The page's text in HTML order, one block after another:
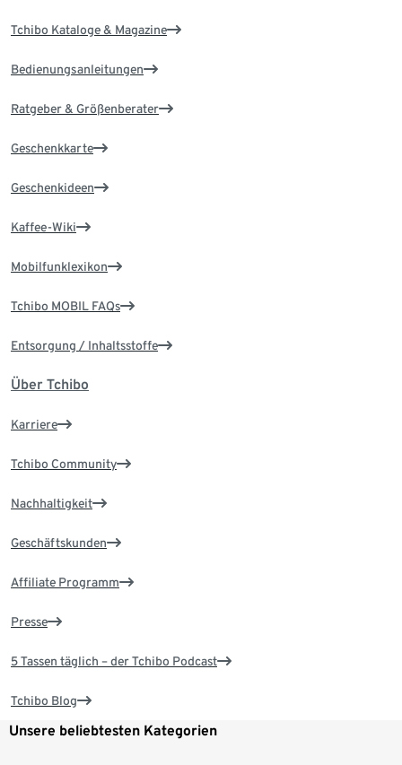
Tchibo Kataloge & Magazine
Bedienungsanleitungen
Ratgeber & Größenberater
Geschenkkarte
Geschenkideen
Kaffee-Wiki
Mobilfunklexikon
Tchibo MOBIL FAQs
Entsorgung / Inhaltsstoffe
Über Tchibo
Karriere
Tchibo Community
Nachhaltigkeit
Geschäftskunden
Affiliate Programm
Presse
5 Tassen täglich – der Tchibo Podcast
Tchibo Blog
Unsere beliebtesten Kategorien